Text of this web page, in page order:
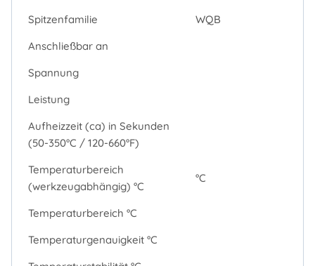
Spitzenfamilie
WQB
Anschließbar an
Spannung
Leistung
Aufheizzeit (ca) in Sekunden
(50-350°C / 120-660°F)
Temperaturbereich
(werkzeugabhängig) °C
°C
Temperaturbereich °C
Temperaturgenauigkeit °C